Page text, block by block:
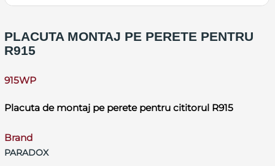
PLACUTA MONTAJ PE PERETE PENTRU
R915
915WP
Placuta de montaj pe perete pentru cititorul R915
Brand
PARADOX